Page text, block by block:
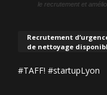
le recrutement et
Recrutement
de nettoyage
#TAFF! #startupLyon